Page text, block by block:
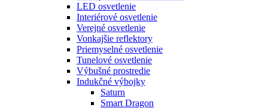
LED osvetlenie
Interiérové osvetlenie
Verejné osvetlenie
Vonkajšie reflektory
Priemyselné osvetlenie
Tunelové osvetlenie
Výbušné prostredie
Indukčné výbojky
Saturn
Smart Dragon